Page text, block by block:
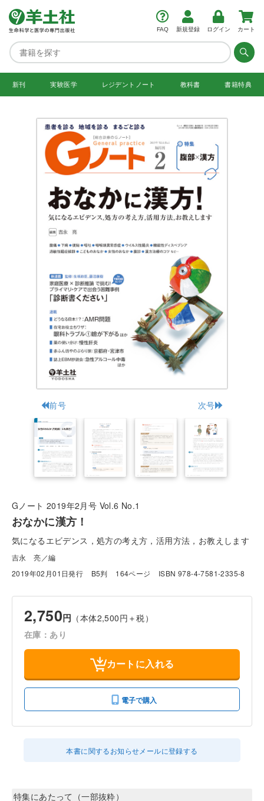
FAQ 新規登録 ログイン カート
新刊 実験医学 レジデント ノート 教科書 書籍特典
前号 次号
Gノート 2019年2月号 Vol.6 No.1
おなかに漢方！
気になるエビデンス，処方の考え方，活用方法，お教えします
吉永 亮／編
2019年02月01日発行
B5判 164ページ ISBN 978-4-7581-2335-8
2,750円 （本体2,500円＋税）
在庫：あり
カートに入れる
電子で購入
本書に関するお知らせメールに登録する
特集にあたって（一部抜粋）